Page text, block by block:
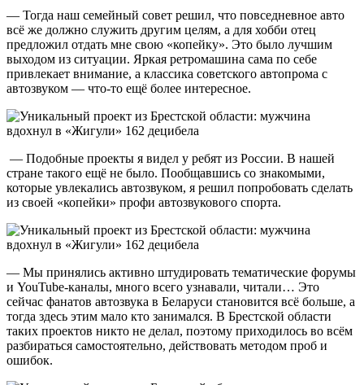
— Тогда наш семейный совет решил, что повседневное авто
всё же должно служить другим целям, а для хобби отец
предложил отдать мне свою «копейку». Это было лучшим
выходом из ситуации. Яркая ретромашина сама по себе
привлекает внимание, а классика советского автопрома с
автозвуком — что-то ещё более интересное.
— Подобные проекты я видел у ребят из России. В нашей
стране такого ещё не было. Пообщавшись со знакомыми,
которые увлекались автозвуком, я решил попробовать сделать
из своей «копейки» профи автозвукового спорта.
— Мы принялись активно штудировать тематические форумы
и YouTube-каналы, много всего узнавали, читали… Это
сейчас фанатов автозвука в Беларуси становится всё больше, а
тогда здесь этим мало кто занимался. В Брестской области
таких проектов никто не делал, поэтому приходилось во всём
разбираться самостоятельно, действовать методом проб и
ошибок.